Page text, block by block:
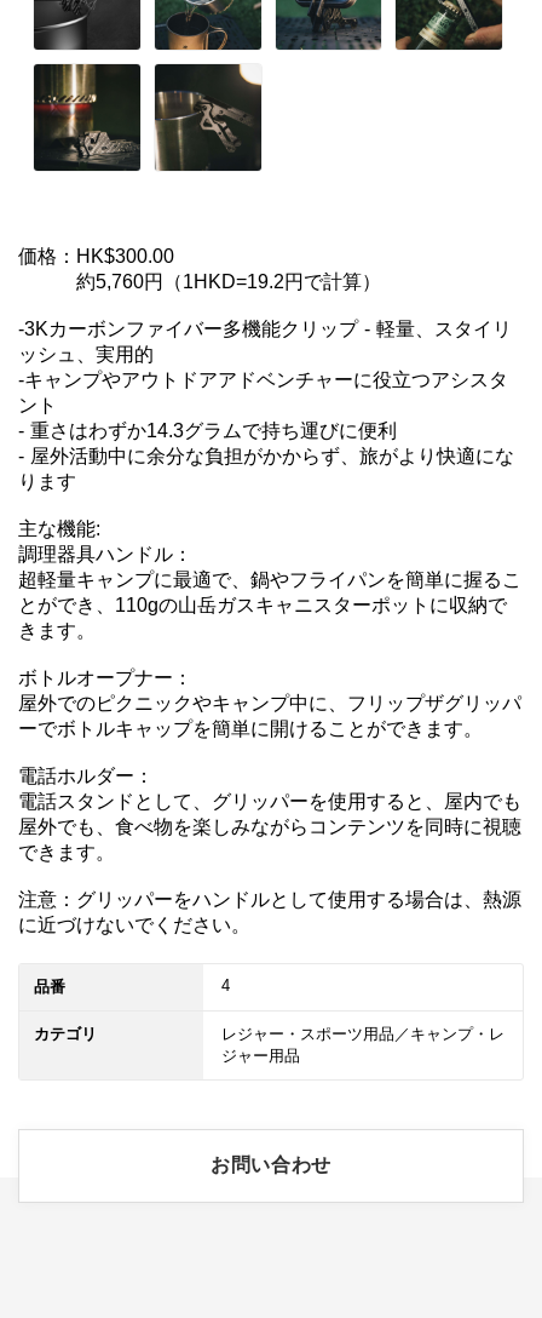
価格：HK$300.00
約5,760円（1HKD=19.2円で計算）
-3Kカーボンファイバー多機能クリップ - 軽量、スタイリ
ッシュ、実用的
-キャンプやアウトドアアドベンチャーに役立つアシスタ
ント
- 重さはわずか14.3グラムで持ち運びに便利
- 屋外活動中に余分な負担がかからず、旅がより快適にな
ります
主な機能:
調理器具ハンドル：
超軽量キャンプに最適で、鍋やフライパンを簡単に握るこ
とができ、110gの山岳ガスキャニスターポットに収納で
きます。
ボトルオープナー：
屋外でのピクニックやキャンプ中に、フリップザグリッパ
ーでボトルキャップを簡単に開けることができます。
電話ホルダー：
電話スタンドとして、グリッパーを使用すると、屋内でも
屋外でも、食べ物を楽しみながらコンテンツを同時に視聴
できます。
注意：グリッパーをハンドルとして使用する場合は、熱源
品番 4
カテゴリ
レジャー・スポーツ用品／キャンプ・レ
ジャー用品
お問い合わせ